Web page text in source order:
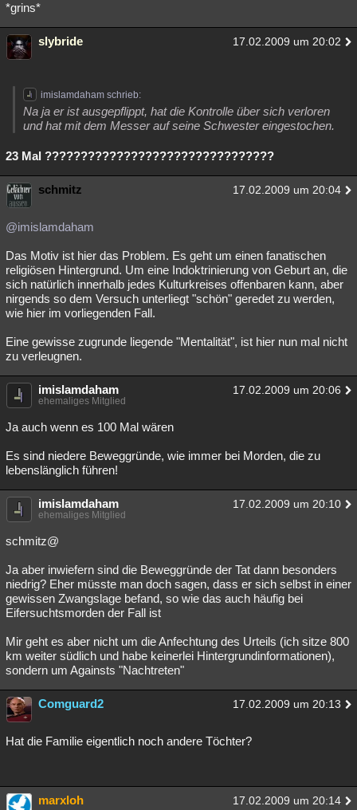
*grins*
slybride 17.02.2009 um 20:02
imislamdaham schrieb:
Na ja er ist ausgepflippt, hat die Kontrolle über sich verloren
und hat mit dem Messer auf seine Schwester eingestochen.
23 Mal ????????????????????????????????
schmitz 17.02.2009 um 20:04
@imislamdaham
Das Motiv ist hier das Problem. Es geht um einen fanatischen
religiösen Hintergrund. Um eine Indoktrinierung von Geburt an, die
sich natürlich innerhalb jedes Kulturkreises offenbaren kann, aber
nirgends so dem Versuch unterliegt "schön" geredet zu werden,
wie hier im vorliegenden Fall.
Eine gewisse zugrunde liegende "Mentalität", ist hier nun mal nicht
zu verleugnen.
imislamdaham 17.02.2009 um 20:06
ehemaliges Mitglied
Ja auch wenn es 100 Mal wären
Es sind niedere Beweggründe, wie immer bei Morden, die zu
lebenslänglich führen!
imislamdaham 17.02.2009 um 20:10
ehemaliges Mitglied
schmitz@
Ja aber inwiefern sind die Beweggründe der Tat dann besonders
niedrig? Eher müsste man doch sagen, dass er sich selbst in einer
gewissen Zwangslage befand, so wie das auch häufig bei
Eifersuchtsmorden der Fall ist
Mir geht es aber nicht um die Anfechtung des Urteils (ich sitze 800
km weiter südlich und habe keinerlei Hintergrundinformationen),
sondern um Againsts "Nachtreten"
Comguard2 17.02.2009 um 20:13
Hat die Familie eigentlich noch andere Töchter?
marxloh 17.02.2009 um 20:14